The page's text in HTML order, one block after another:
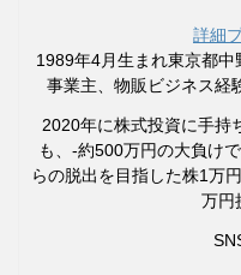
詳細
1989年4月生まれ東京都
事業主、物販ビジネス経
2020年に株式投資に手持
も、-約500万円の大負け
らの脱出を目指した株1万
万円